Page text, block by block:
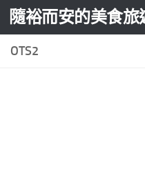
Skip to content
隨裕而安的美食旅
OTS2